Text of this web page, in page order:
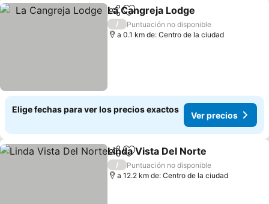
CompartirAgregar a favoritos
La Cangreja Lodge
/
Puntuación no disponible
a 0.1 km de: Centro de la ciudad
Elige fechas para ver los precios exactos
Ver precios
CompartirAgregar a favoritos
Linda Vista Del Norte
/
Puntuación no disponible
a 12.2 km de: Centro de la ciudad